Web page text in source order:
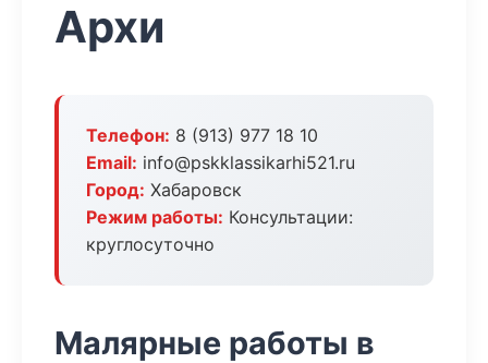
Архи
Телефон: 8 (913) 977 18 10
Email: info@pskklassikarhi521.ru
Город: Хабаровск
Режим работы: Консультации:
круглосуточно
Малярные работы в